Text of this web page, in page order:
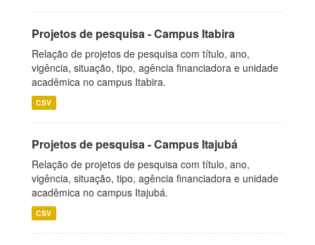
Projetos de pesquisa - Campus Itabira
Relação de projetos de pesquisa com título, ano,
vigência, situação, tipo, agência financiadora e unidade
acadêmica no campus Itabira.
CSV
Projetos de pesquisa - Campus Itajubá
Relação de projetos de pesquisa com título, ano,
vigência, situação, tipo, agência financiadora e unidade
acadêmica no campus Itajubá.
CSV